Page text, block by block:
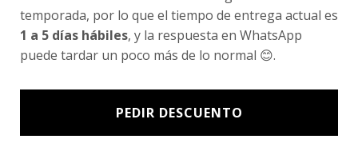
temporada, por lo que el tiempo de entrega actual es
1 a 5 días hábiles, y la respuesta en WhatsApp
puede tardar un poco más de lo normal 😊.
PEDIR DESCUENTO